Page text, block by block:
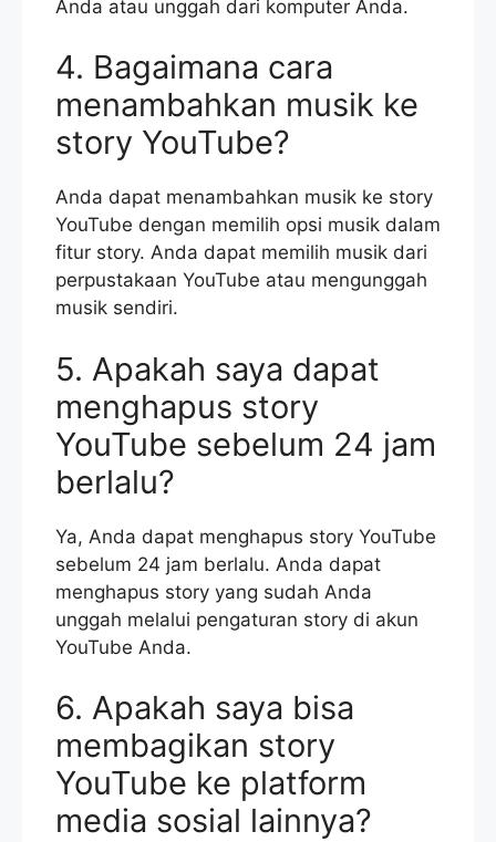
Anda atau unggah dari komputer Anda.
4. Bagaimana cara
menambahkan musik ke
story YouTube?
Anda dapat menambahkan musik ke story
YouTube dengan memilih opsi musik dalam
fitur story. Anda dapat memilih musik dari
perpustakaan YouTube atau mengunggah
musik sendiri.
5. Apakah saya dapat
menghapus story
YouTube sebelum 24 jam
berlalu?
Ya, Anda dapat menghapus story YouTube
sebelum 24 jam berlalu. Anda dapat
menghapus story yang sudah Anda
unggah melalui pengaturan story di akun
YouTube Anda.
6. Apakah saya bisa
membagikan story
YouTube ke platform
media sosial lainnya?